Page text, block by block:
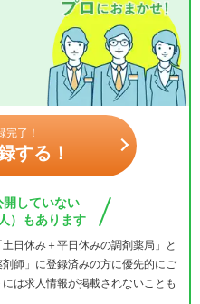
完了！
する！
していない
）もあります
日休み＋平日休みの調剤薬局」と
師」に登録済みの方に優先的にご
は求人情報が掲載されないことも